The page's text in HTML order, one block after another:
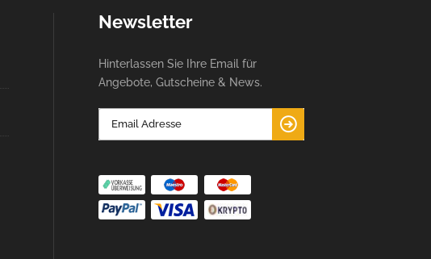
Newsletter
Hinterlassen Sie Ihre Email für
Angebote, Gutscheine & News.